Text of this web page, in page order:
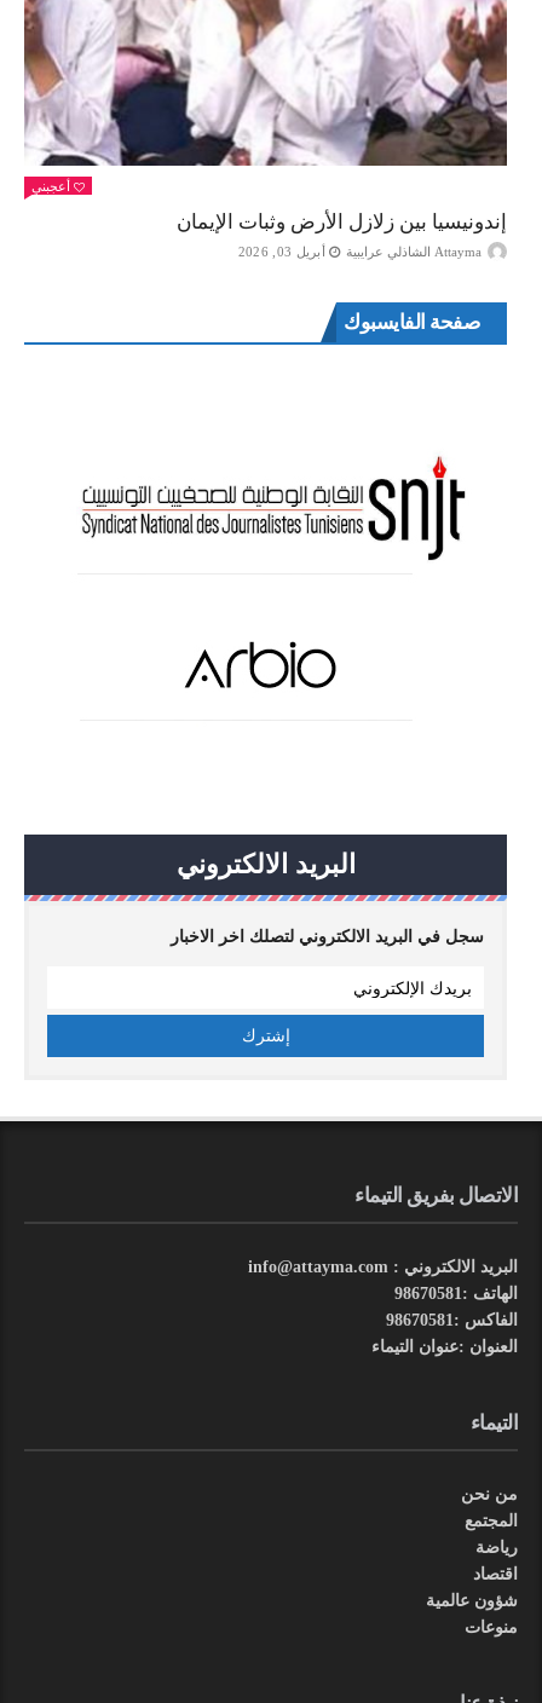
أعجبني
إندونيسيا بين زلازل الأرض وثبات الإيمان
Attayma الشاذلي عرايبية أبريل 03, 2026
صفحة الفايسبوك
البريد الالكتروني
سجل في البريد الالكتروني لتصلك اخر الاخبار
الاتصال بفريق التيماء
البريد الالكتروني : info@attayma.com
الهاتف :98670581
الفاكس :98670581
العنوان :عنوان التيماء
التيماء
من نحن
المجتمع
رياضة
اقتصاد
شؤون عالمية
منوعات